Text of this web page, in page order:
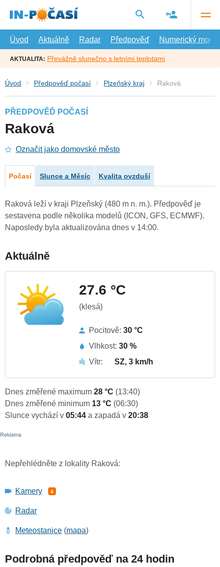
hlavní
Úvod
Aktuálně Radar Předpověď Numerický model
AKTUALITA: Převážně slunečno s letními teplotami
Úvod Předpověď počasí Plzeňský kraj Raková
PŘEDPOVĚĎ POČASÍ
Raková
Označit jako domovské město
Počasí Slunce a Měsíc Kvalita ovzduší
Raková leží v kraji Plzeňský (480 m n. m.). Předpověď je
sestavena podle několika modelů (ICON, GFS, ECMWF).
Naposledy byla aktualizována dnes v 14:00.
Aktuálně
27.6 °C
(klesá)
Pocitově: 30 °C
Vlhkost: 30 %
Vítr:
SZ, 3 km/h
Dnes změřené maximum 28 °C (13:40)
Dnes změřené minimum 13 °C (06:30)
Slunce vychází v 05:44 a zapadá v 20:38
Nepřehlédněte z lokality Raková:
Kamery 4
Radar
Meteostanice (mapa)
Podrobná předpověď na 24 hodin